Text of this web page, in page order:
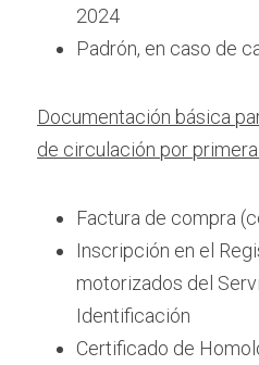
2024
Padrón, en caso de
Documentación básica
de circulación por
Factura de compra
Inscripción en el
motorizados del
Identificación
Certificado de